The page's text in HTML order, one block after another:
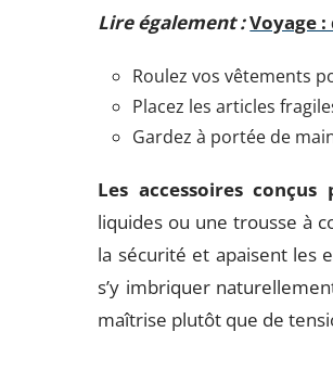
Lire également :Voyage
Roulez vos vêtements
Placez les articles
Gardez à portée de
Les accessoires
liquides ou une trousse à
la sécurité et apaisent les
s’y imbriquer
maîtrise plutôt que de